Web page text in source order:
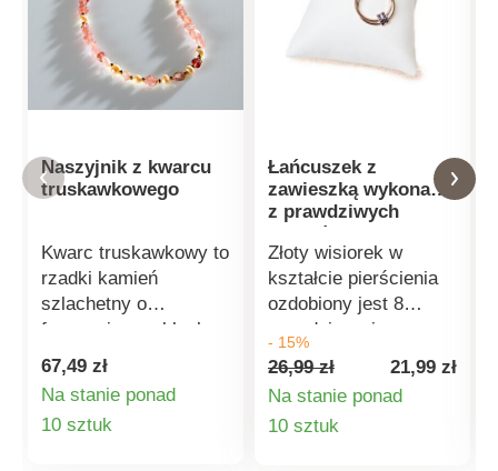
Naszyjnik z kwarcu
truskawkowego
Kwarc truskawkowy to
rzadki kamień
szlachetny o
fascynującym blasku.
Według kamiennej
medycyny łagodzi on
strach i stres oraz
zapewnia noszącej go
67,49 zł
Na stanie ponad
10 sztuk
Łańcuszek z
zawieszką wykonaną
z prawdziwych
szafirów
Złoty wisiorek w
kształcie pierścienia
ozdobiony jest 8
prawdziwymi
szafirami o łącznej
masie 0,15 karata.
Długość 46 cm + 5 cm
przedłużenia, z
- 15%
26,99 zł
21,99 zł
Na stanie ponad
10 sztuk